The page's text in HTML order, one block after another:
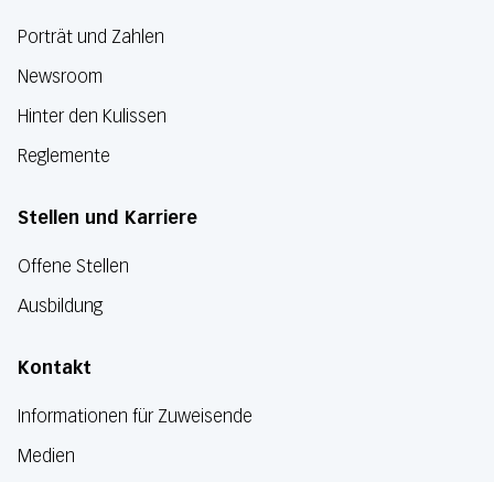
Porträt und Zahlen
Newsroom
Hinter den Kulissen
Reglemente
Stellen und Karriere
Offene Stellen
Ausbildung
Kontakt
Informationen für Zuweisende
Medien